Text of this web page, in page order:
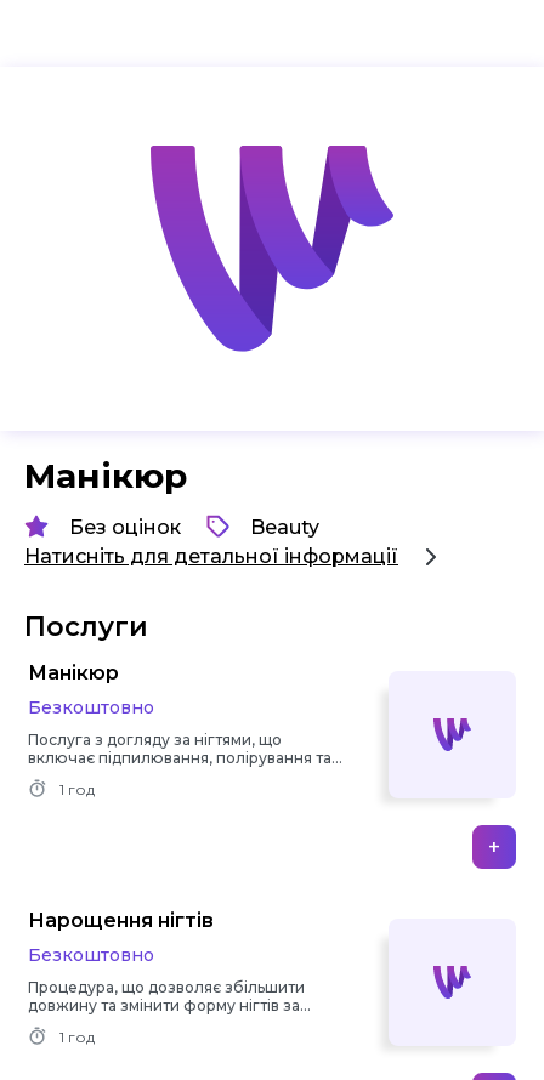
Манікюр
Без оцінок
Beauty
Натисніть для детальної інформації
Послуги
Манікюр
Безкоштовно
Послуга з догляду за нігтями, що
включає підпилювання, полірування та
оздоблення нігтів.
1 год
+
Нарощення нігтів
Безкоштовно
Процедура, що дозволяє збільшити
довжину та змінити форму нігтів за
допомогою штучних матеріалів.
1 год